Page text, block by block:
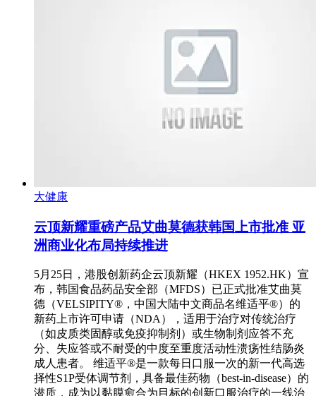
大健康
云顶新耀重磅产品艾曲莫德获韩国上市批准 亚
洲商业化布局持续推进
5月25日，港股创新药企云顶新耀（HKEX 1952.HK）宣
布，韩国食品药品安全部（MFDS）已正式批准艾曲莫
德（VELSIPITY®，中国大陆中文商品名维适平®）的
新药上市许可申请（NDA），适用于治疗对传统治疗
（如皮质类固醇或免疫抑制剂）或生物制剂应答不充
分、失应答或不耐受的中度至重度活动性溃疡性结肠炎
成人患者。 维适平®是一款每日口服一次的新一代高选
择性S1P受体调节剂，具备最佳药物（best-in-disease）的
潜质，成为以黏膜愈合为目标的创新口服治疗的一线治